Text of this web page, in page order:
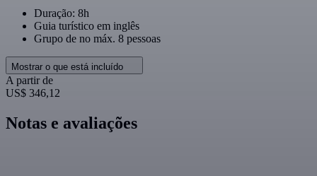
Duração: 8h
Guia turístico em inglês
Grupo de no máx. 8 pessoas
Mostrar o que está incluído
A partir de
US$ 346,12
Notas e avaliações